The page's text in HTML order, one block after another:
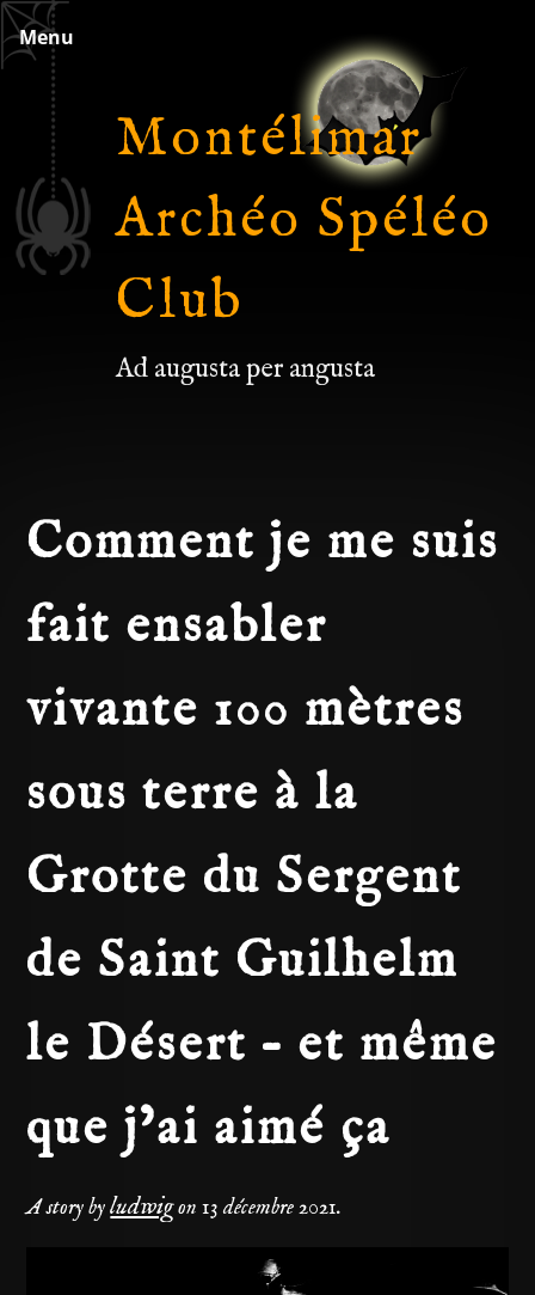
Skip
to
content
Menu
Montélimar
Archéo Spéléo
Club
Ad augusta per angusta
Comment je me suis
fait ensabler
vivante 100 mètres
sous terre à la
Grotte du Sergent
de Saint Guilhelm
le Désert – et même
que j’ai aimé ça
A story byludwigon13 décembre 2021.